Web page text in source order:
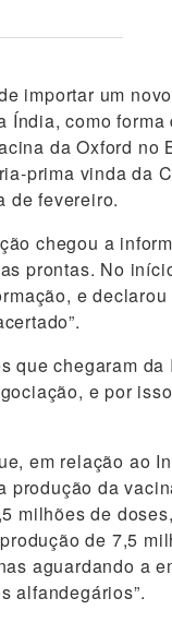
importar um
como
da Oxford
prima vinda da
de fevereiro.
chegou a
prontas. No
e
que chegaram
e por
em relação ao
da
milhões de
de 7,5
aguardando a
alfandegários”.